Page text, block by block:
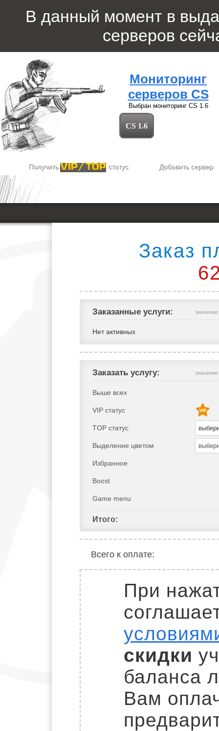
В данный момент в
серверов
Мониторинг
серверов CS
Выбран мониторинг CS 1.6
CS 1.6
Получить статус Добавить сервер
Заказ
Заказанные услуги: значение
Нет активных
Заказать услугу: значение
Выше всех
VIP статус
TOP статус
Выделение цветом
Избранное
Boost
Game menu
Итого:
Всего к оплате:
При
скидки
баланса
Вам